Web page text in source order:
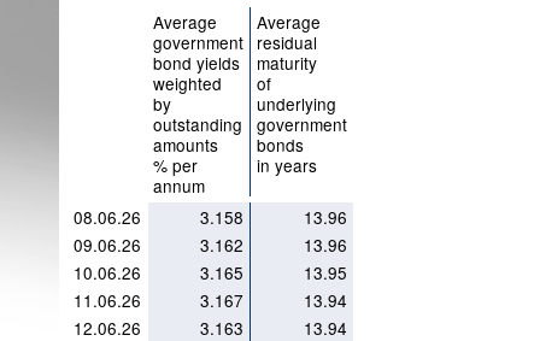
Average
government
bond yields
weighted
by
outstanding
amounts
% per
annum
Average
residual
maturity
of
underlying
government
bonds
in years
08.06.26 3.158
13.96
09.06.26
3.162
13.96
10.06.26
3.165
13.95
11.06.26
3.167
13.94
12.06.26
3.163
13.94